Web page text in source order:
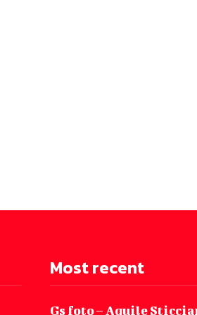
Most recent
Gs foto – Aquile